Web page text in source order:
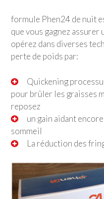
formule Phen24 de nuit
que vous gagnez
opérez dans diverses
perte de poids par:
Quickening
pour brûler les graisses
reposez
un gain aidant
sommeil
La réduction des